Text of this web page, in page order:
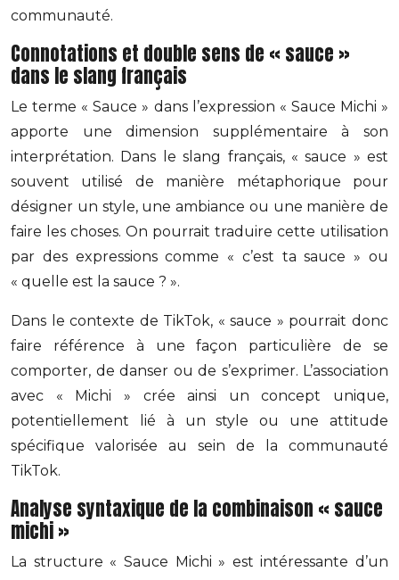
communauté.
Connotations et double sens de « sauce »
dans le slang français
Le terme « Sauce » dans l’expression « Sauce Michi »
apporte une dimension supplémentaire à son
interprétation. Dans le slang français, « sauce » est
souvent utilisé de manière métaphorique pour
désigner un style, une ambiance ou une manière de
faire les choses. On pourrait traduire cette utilisation
par des expressions comme « c’est ta sauce » ou
« quelle est la sauce ? ».
Dans le contexte de TikTok, « sauce » pourrait donc
faire référence à une façon particulière de se
comporter, de danser ou de s’exprimer. L’association
avec « Michi » crée ainsi un concept unique,
potentiellement lié à un style ou une attitude
spécifique valorisée au sein de la communauté
TikTok.
Analyse syntaxique de la combinaison « sauce
michi »
La structure « Sauce Michi » est intéressante d’un